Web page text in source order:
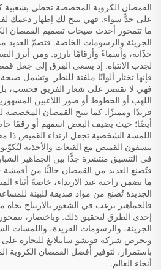
القمصان الكروية المخصصة تحظى بشعبية
على حدٍّ سواء. فهي تتيح لك إظهار دعمك
ما تتمحور أحدث صيحات تصميم القمصان
الجريئة والرسومات الخاصة. فتضمّ العديد
جذّابة، وأسماءً وأرقامًا بارزة. ومن أبرز
لجذب الانتباه. إذ يسعى الفِرق إلى جعل
فإنها تختار ألوانًا ملفتة للنظر. وتشمل
فهي لا تقتصر على شعار الفريق فحسب،
اللهب أو الخطوط أو صور اللاعبين
فريدًا ومميزًا. كما تتيح القمصان المخصصة
أيضًا؛ حيث يضيف البعض اسمهم أو رقمًا
اللمسة الشخصية تجعل ارتداء القميص ذا
ينسقون القميص مع القبعات والأحذية
في التنسيق منتشرة جدًّا بين الجماهير
فتُصنع العديد من القمصان حاليًّا من أقمشة
ما يضمن راحته عند الارتداء، خاصةً أثناء
الجديدة تُصنع من مواد صديقة للبيئة
فالجماهير ترغب في الشعور بالارتياح تجاه
إحدى الطرق لتحقيق ذلك. وباختصار،
الجريئة، والرسومات الفريدة، واللمسات
وتحرص شركة فوتشو سايبلانغ للتجارة
باستمرار، لتوفير أفضل القمصان
أنحاء العالم.